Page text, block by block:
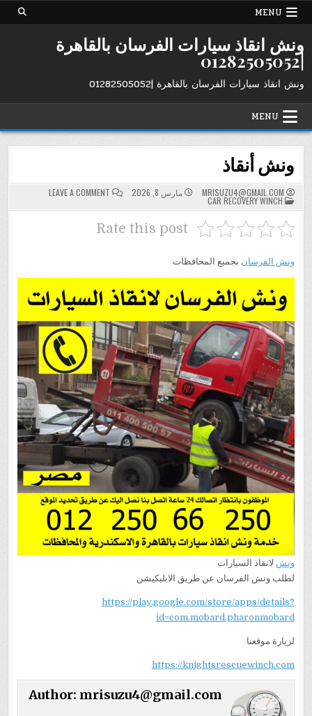
Skip
MENU
ونش انقاذ سيارات الفرسان بالقاهرة
|01282505052
ونش انقاذ سيارات الفرسان بالقاهرة |01282505052
MENU
ونش أنقاذ
MRISUZU4@GMAIL.COM مارس 8, 2026 LEAVE A COMMENT
ON
ونش
أنقاذ
POSTED
IN
CAR RECOVERY WINCH
Rate this post
ونش الفرسان بجميع المحافظات
ونش لانقاذ السيارات
لطلب ونش الفرسان عن طريق الابليكيشن
https://play.google.com/store/apps/details?
id=com.mobard.pharonmobard
لزيارة موقعنا
https://knightsrescuewinch.com
Author: mrisuzu4@gmail.com